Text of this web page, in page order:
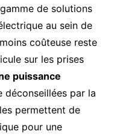
de solutions
au sein de
coûteuse reste
sur les prises
puissance
déconseillées par la
permettent de
pour une